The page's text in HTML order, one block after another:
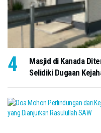
Masjid di Kanada
Selidiki Dugaan